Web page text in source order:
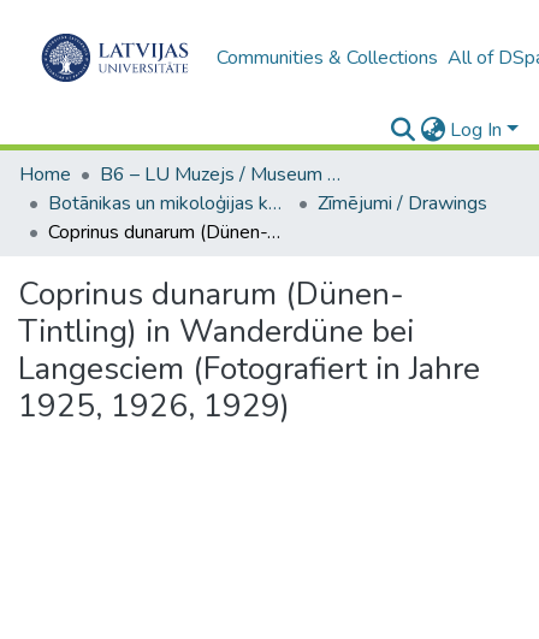
Communities & Collections All of
Log In
Home
B6 – LU Muzejs / Museum of the UL
Botānikas un mikoloģijas kolekcijas (LUM)
Zīmējumi / Drawings
Coprinus dunarum (Dünen-Tintling) in Wanderdüne bei Langesciem (Fotografiert in Jahre 1925, 1926, 1929)
Coprinus dunarum (Dünen-
Tintling) in Wanderdüne bei
Langesciem (Fotografiert in Jahre
1925, 1926, 1929)